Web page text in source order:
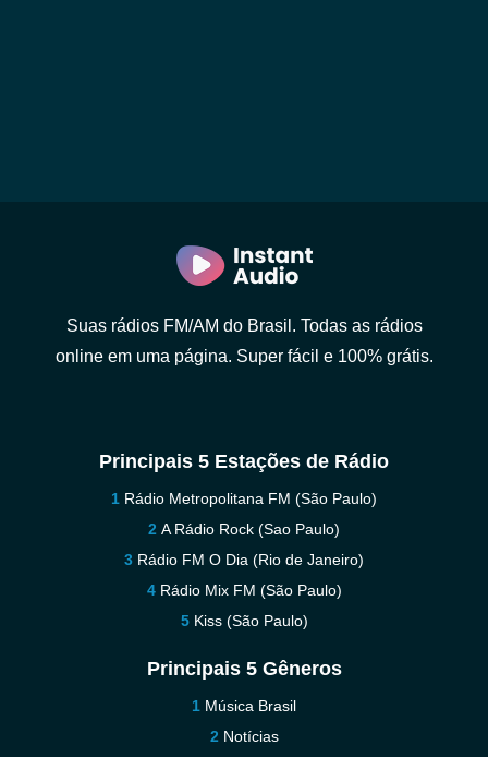
Suas rádios FM/AM do Brasil. Todas as rádios
online em uma página. Super fácil e 100% grátis.
Principais 5 Estações de Rádio
Rádio Metropolitana FM (São Paulo)
A Rádio Rock (Sao Paulo)
Rádio FM O Dia (Rio de Janeiro)
Rádio Mix FM (São Paulo)
Kiss (São Paulo)
Principais 5 Gêneros
Música Brasil
Notícias